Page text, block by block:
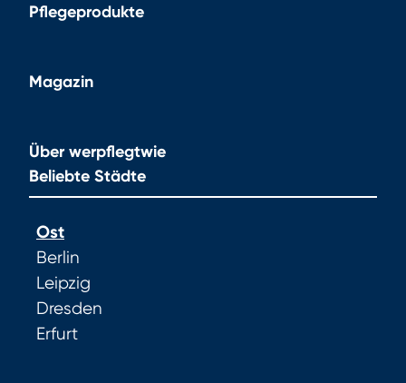
Pflegeprodukte
Magazin
Über werpflegtwie
Beliebte Städte
Ost
Berlin
Leipzig
Dresden
Erfurt